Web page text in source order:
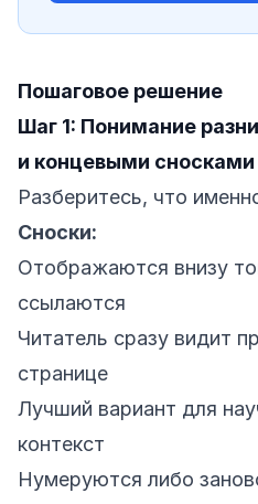
Пошаговое решение
Шаг 1: Понимание
и концевыми сносками
Разберитесь, что
Сноски:
Отображаются внизу
ссылаются
Читатель сразу видит
странице
Лучший вариант для
контекст
Нумеруются либо